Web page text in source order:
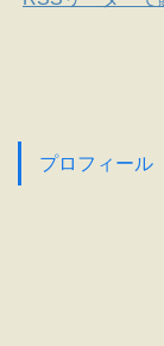
プロフィール